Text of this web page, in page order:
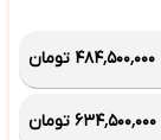
۴۸۴٬۵۰۰٬۰۰۰ تومان
۶۳۴٬۵۰۰٬۰۰۰ تومان